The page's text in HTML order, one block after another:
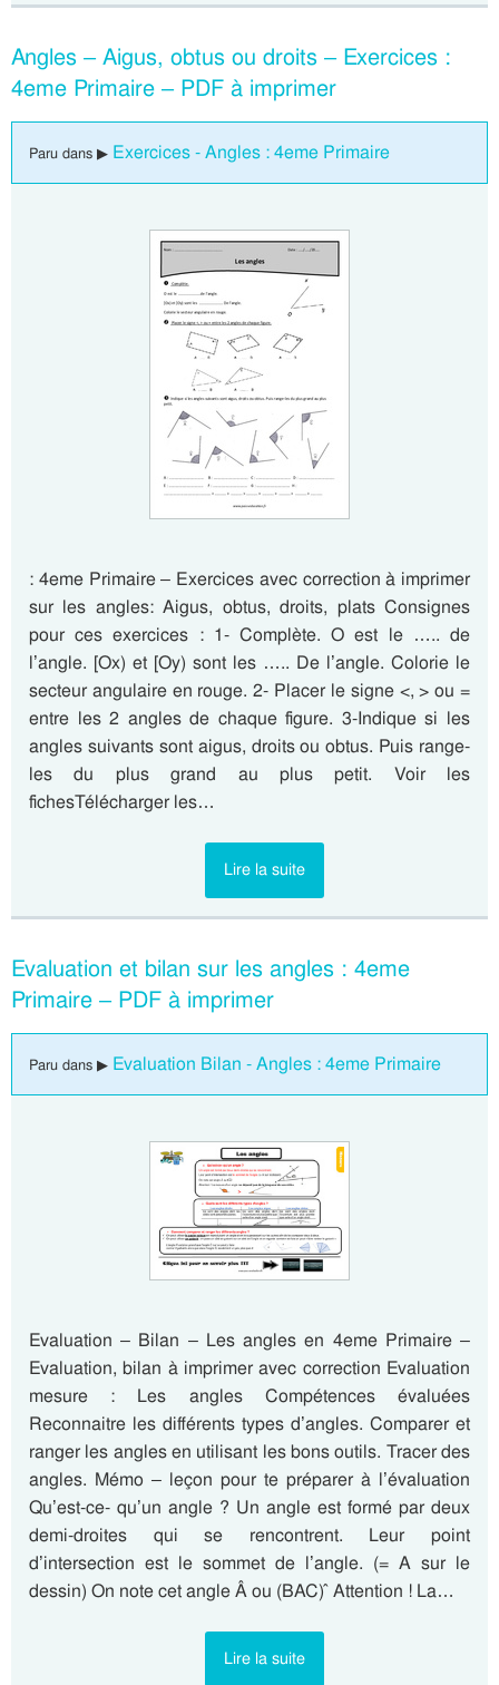
Angles – Aigus, obtus ou droits – Exercices :
4eme Primaire – PDF à imprimer
Paru dans ▶ Exercices - Angles : 4eme Primaire
: 4eme Primaire – Exercices avec correction à imprimer
sur les angles: Aigus, obtus, droits, plats Consignes
pour ces exercices : 1- Complète. O est le ….. de
l’angle. [Ox) et [Oy) sont les ….. De l’angle. Colorie le
secteur angulaire en rouge. 2- Placer le signe <, > ou =
entre les 2 angles de chaque figure. 3-Indique si les
angles suivants sont aigus, droits ou obtus. Puis range-
les du plus grand au plus petit. Voir les
fichesTélécharger les…
Lire la suite
Evaluation et bilan sur les angles : 4eme
Primaire – PDF à imprimer
Paru dans ▶ Evaluation Bilan - Angles : 4eme Primaire
Evaluation – Bilan – Les angles en 4eme Primaire –
Evaluation, bilan à imprimer avec correction Evaluation
mesure : Les angles Compétences évaluées
Reconnaitre les différents types d’angles. Comparer et
ranger les angles en utilisant les bons outils. Tracer des
angles. Mémo – leçon pour te préparer à l’évaluation
Qu’est-ce- qu’un angle ? Un angle est formé par deux
demi-droites qui se rencontrent. Leur point
d’intersection est le sommet de l’angle. (= A sur le
dessin) On note cet angle Â ou (BAC) ̂ Attention ! La…
Lire la suite